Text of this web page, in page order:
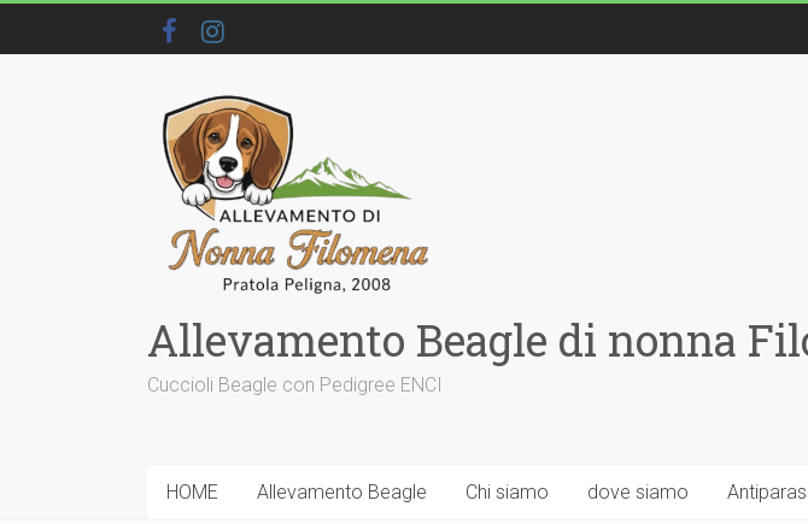
Allevamento Beagle di nonna
Cuccioli Beagle con Pedigree ENCI
HOME Allevamento Beagle Chi siamo dove siamo